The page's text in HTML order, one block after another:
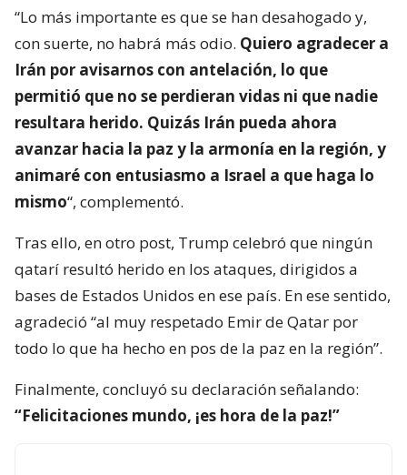
“Lo más importante es que se han desahogado y,
con suerte, no habrá más odio. Quiero agradecer a
Irán por avisarnos con antelación, lo que
permitió que no se perdieran vidas ni que nadie
resultara herido. Quizás Irán pueda ahora
avanzar hacia la paz y la armonía en la región, y
animaré con entusiasmo a Israel a que haga lo
mismo“, complementó.
Tras ello, en otro post, Trump celebró que ningún
qatarí resultó herido en los ataques, dirigidos a
bases de Estados Unidos en ese país. En ese sentido,
agradeció “al muy respetado Emir de Qatar por
todo lo que ha hecho en pos de la paz en la región”.
Finalmente, concluyó su declaración señalando:
“Felicitaciones mundo, ¡es hora de la paz!”